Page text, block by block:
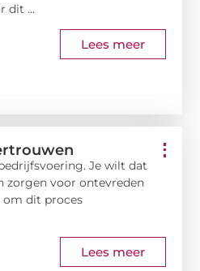
dit ...
Lees meer
Je wilt dat
zorgen voor ontevreden
om dit proces
Lees meer